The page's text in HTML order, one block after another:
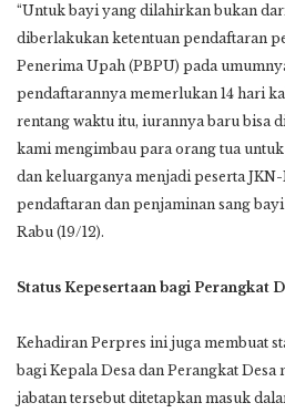
“Untuk bayi yang dilahirkan bukan
diberlakukan ketentuan pendaftaran
Penerima Upah (PBPU) pada
pendaftarannya memerlukan 14 hari
rentang waktu itu, iurannya baru bisa
kami mengimbau para orang tua
dan keluarganya menjadi peserta
pendaftaran dan penjaminan sang
Rabu (19/12).
Status Kepesertaan bagi Perangkat
Kehadiran Perpres ini juga membuat
bagi Kepala Desa dan Perangkat Desa
jabatan tersebut ditetapkan masuk